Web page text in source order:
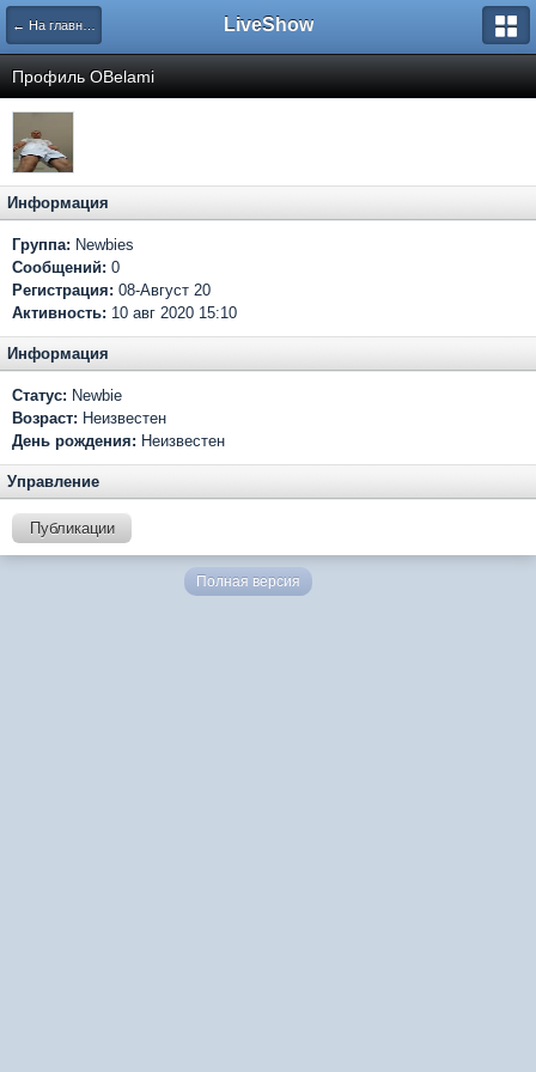
← На главную LiveShow
Профиль OBelami
Информация
Группа: Newbies
Сообщений: 0
Регистрация: 08-Август 20
Активность: 10 авг 2020 15:10
Информация
Статус: Newbie
Возраст: Неизвестен
День рождения: Неизвестен
Управление
Публикации
Полная версия